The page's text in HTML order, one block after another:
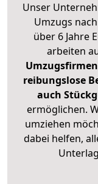
Unser
Umzugs
über 6 Jahre
arbeiten
Umzugsfirmen
reibungslose
auch
ermöglichen.
umziehen
dabei helfen,